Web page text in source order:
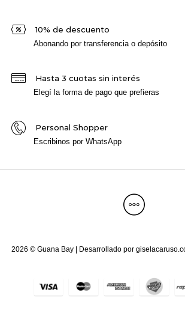
10% de descuento
Abonando por transferencia o depósito
Hasta 3 cuotas sin interés
Elegí la forma de pago que prefieras
Personal Shopper
Escribinos por WhatsApp
2026 © Guana Bay | Desarrollado por